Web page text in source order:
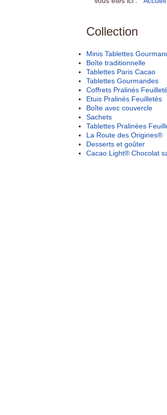
Collection
Minis Tablettes
Boîte traditionnelle
Tablettes Paris Cacao
Tablettes Gourmandes
Coffrets Pralinés
Etuis Pralinés Feuilletés
Boîte avec couvercle
Sachets
Tablettes Pralinées
La Route des Origines®
Desserts et goûter
Cacao Light® Chocolat